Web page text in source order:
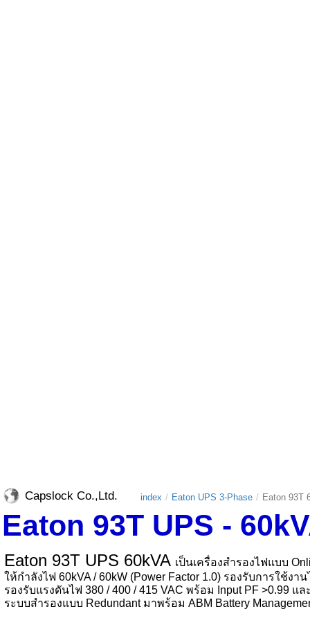
Capslock Co.,Ltd. index Eaton UPS 3-Phase Eaton 93T
Eaton 93T UPS 60kVA เป็นเครื่องสำรองไฟแบบ
ให้กำลังไฟ 60kVA / 60kW (Power Factor 1.0) รองรับการใช้งาน
รองรับแรงดันไฟ 380 / 400 / 415 VAC พร้อม Input PF >0.99 แล
ระบบสำรองแบบ Redundant มาพร้อม ABM Battery
Eaton 93T UPS -